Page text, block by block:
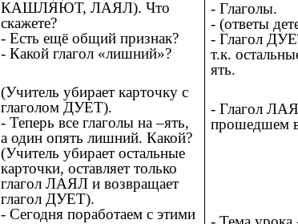
КАШЛЯЮТ, ЛАЯЛ). Что
скажете?
- Есть ещё общий признак?
- Какой глагол «лишний»?
(Учитель убирает карточку с
глаголом ДУЕТ).
- Теперь все глаголы на –ять,
а один опять лишний. Какой?
(Учитель убирает остальные
карточки, оставляет только
глагол ЛАЯЛ и возвращает
глагол ДУЕТ).
- Сегодня поработаем с этими
- Глаголы.
- (ответы
- Глагол
т.к.
ять.
- Глагол
прошедшем